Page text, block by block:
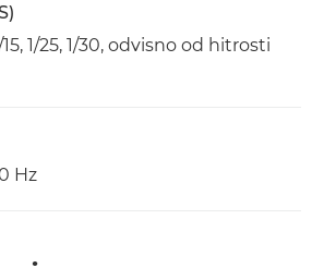
15, 1/25, 1/30, odvisno od hitrosti
Hz